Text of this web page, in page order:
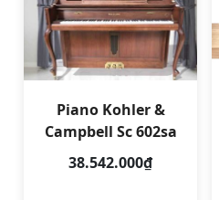
Piano Kohler &
Campbell Sc 602sa
38.542.000₫